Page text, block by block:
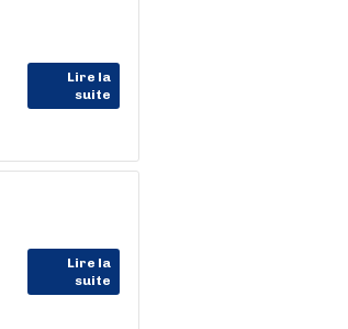
Lire la
suite
Lire la
suite